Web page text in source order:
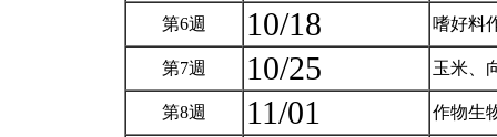
第6週 10/18 嗜好料
第7週 10/25 玉米、
第8週 11/01 作物生